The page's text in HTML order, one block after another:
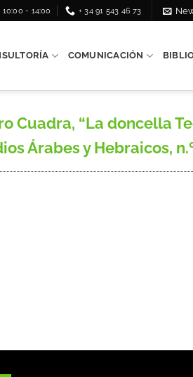
10:00 - 14:00 + 34 91 543 46 73
COMUNICACIÓN
Cuadra, “La doncella
Árabes y Hebraicos,